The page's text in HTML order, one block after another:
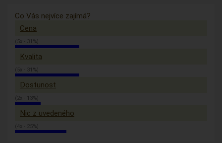
Co Vás nejvíce zajímá?
Cena
(5x - 31%)
Kvalita
(5x - 31%)
Dostunost
(2x - 13%)
Nic z uvedeného
(4x - 25%)